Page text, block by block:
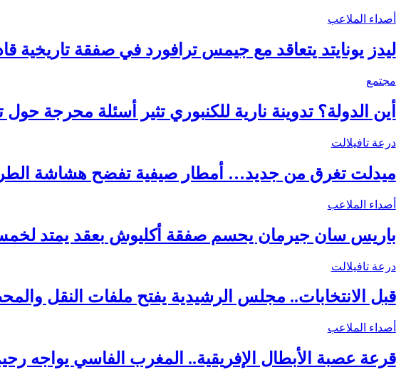
أصداء الملاعب
ليدز يونايتد يتعاقد مع جيمس ترافورد في صفقة تاريخية
مجتمع
أين الدولة؟ تدوينة نارية للكنبوري تثير أسئلة محرجة حول
درعة تافيلالت
ميدلت تغرق من جديد… أمطار صيفية تفضح هشاشة
أصداء الملاعب
باريس سان جيرمان يحسم صفقة أكليوش بعقد يمتد
درعة تافيلالت
قبل الانتخابات.. مجلس الرشيدية يفتح ملفات النقل
أصداء الملاعب
قرعة عصبة الأبطال الإفريقية.. المغرب الفاسي يواجه